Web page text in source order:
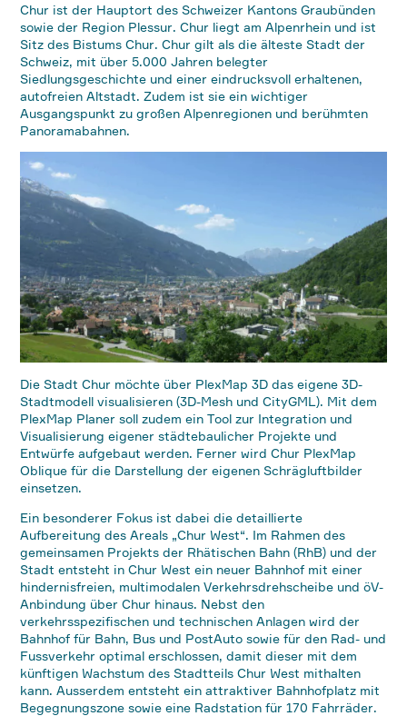
Chur ist der Hauptort des Schweizer Kantons Graubünden
sowie der Region Plessur. Chur liegt am Alpenrhein und ist
Sitz des Bistums Chur. Chur gilt als die älteste Stadt der
Schweiz, mit über 5.000 Jahren belegter
Siedlungsgeschichte und einer eindrucksvoll erhaltenen,
autofreien Altstadt. Zudem ist sie ein wichtiger
Ausgangspunkt zu großen Alpenregionen und berühmten
Panoramabahnen.
Die Stadt Chur möchte über PlexMap 3D das eigene 3D-
Stadtmodell visualisieren (3D-Mesh und CityGML). Mit dem
PlexMap Planer soll zudem ein Tool zur Integration und
Visualisierung eigener städtebaulicher Projekte und
Entwürfe aufgebaut werden. Ferner wird Chur PlexMap
Oblique für die Darstellung der eigenen Schrägluftbilder
einsetzen.
Ein besonderer Fokus ist dabei die detaillierte
Aufbereitung des Areals „Chur West“. Im Rahmen des
gemeinsamen Projekts der Rhätischen Bahn (RhB) und der
Stadt entsteht in Chur West ein neuer Bahnhof mit einer
hindernisfreien, multimodalen Verkehrsdrehscheibe und öV-
Anbindung über Chur hinaus. Nebst den
verkehrsspezifischen und technischen Anlagen wird der
Bahnhof für Bahn, Bus und PostAuto sowie für den Rad- und
Fussverkehr optimal erschlossen, damit dieser mit dem
künftigen Wachstum des Stadtteils Chur West mithalten
kann. Ausserdem entsteht ein attraktiver Bahnhofplatz mit
Begegnungszone sowie eine Radstation für 170 Fahrräder.